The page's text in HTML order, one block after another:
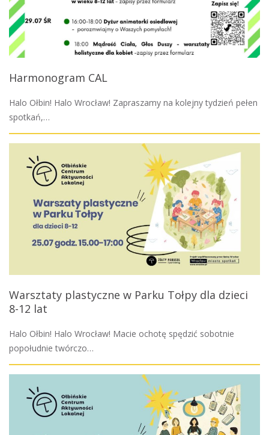
Harmonogram CAL
Halo Ołbin! Halo Wrocław! Zapraszamy na kolejny tydzień pełen
spotkań,…
Warsztaty plastyczne w Parku Tołpy dla dzieci
8-12 lat
Halo Ołbin! Halo Wrocław! Macie ochotę spędzić sobotnie
popołudnie twórczo…